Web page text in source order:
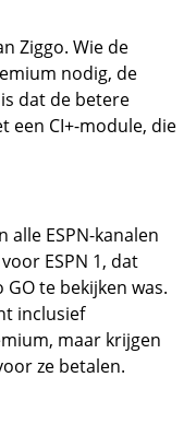
Ziggo. Wie de
nodig, de
dat de betere
een CI+-module, die
ESPN-kanalen
ESPN 1, dat
te bekijken was.
inclusief
maar krijgen
ze betalen.